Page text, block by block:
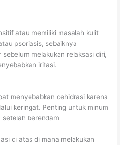
atau memiliki masalah kulit
psoriasis, sebaiknya
melakukan relaksasi diri,
iritasi.
menyebabkan dehidrasi karena
keringat. Penting untuk minum
setelah berendam.
di atas di mana melakukan